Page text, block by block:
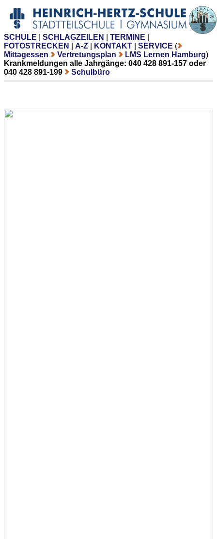
SCHULE SCHLAGZEILEN TERMINE
FOTOSTRECKEN
A-Z KONTAKT SERVICE (
Mittagessen
Vertretungsplan LMS Lernen Hamburg)
Krankmeldungen alle Jahrgänge: 040 428 891-157 oder
040 428 891-199
Schulbüro